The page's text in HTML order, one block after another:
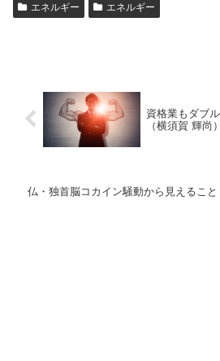
エネルギー エネルギー
資格業もダブ
（横須賀 輝尚）
仏・独首脳コカイン騒動から見えること